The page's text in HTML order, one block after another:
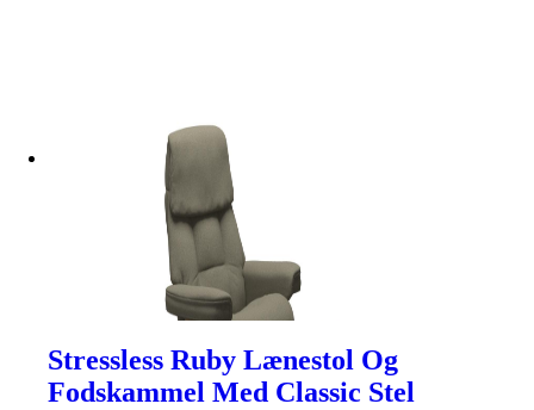
Stressless Ruby Lænestol Og
Fodskammel Med Classic Stel